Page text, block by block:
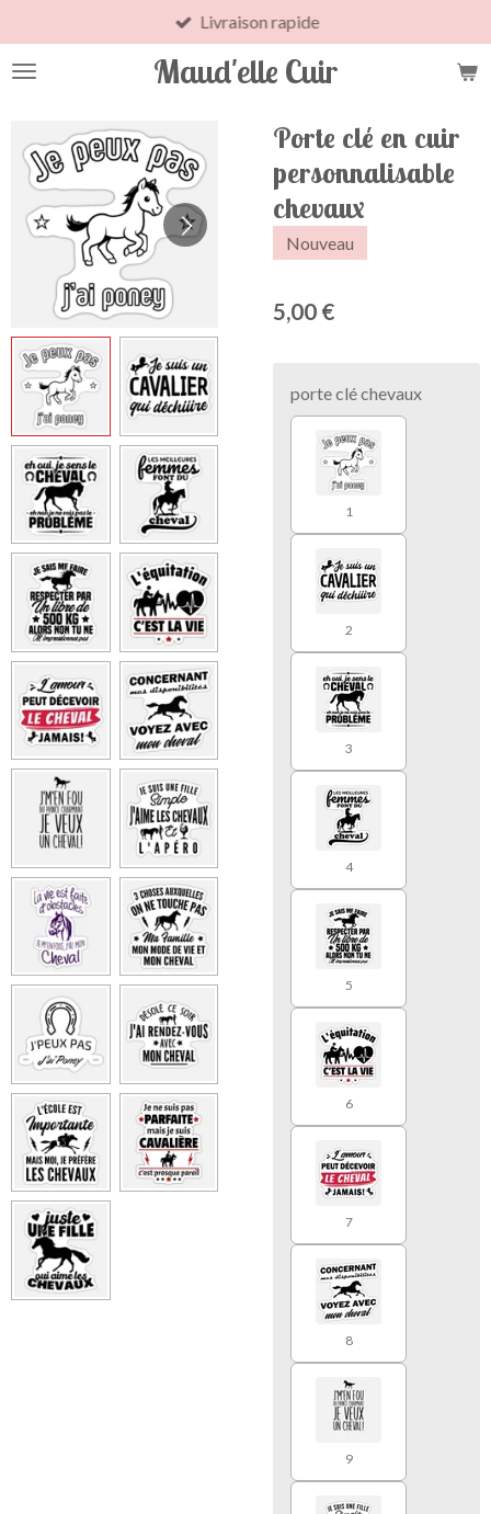
au
contenu
Maud'elle Cuir
Livraison rapide
Porte clé en cuir
personnalisable
chevaux
Nouveau
5,00 €
porte clé chevaux
1
2
3
4
5
6
7
8
9